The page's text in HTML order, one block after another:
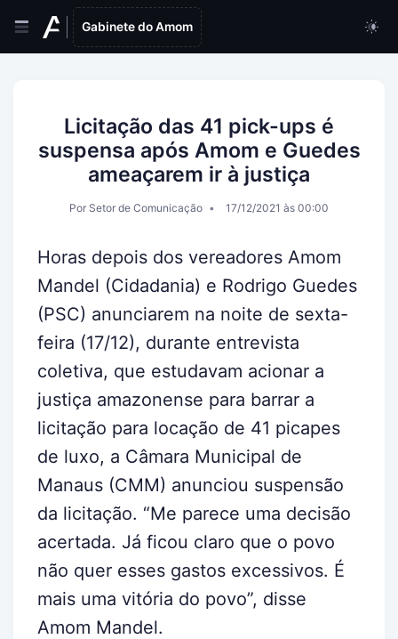
Gabinete do Amom
Licitação das 41 pick-ups é
suspensa após Amom e Guedes
ameaçarem ir à justiça
Por Setor de Comunicação 17/12/2021 às 00:00
Horas depois dos vereadores Amom
Mandel (Cidadania) e Rodrigo Guedes
(PSC) anunciarem na noite de sexta-
feira (17/12), durante entrevista
coletiva, que estudavam acionar a
justiça amazonense para barrar a
licitação para locação de 41 picapes
de luxo, a Câmara Municipal de
Manaus (CMM) anunciou suspensão
da licitação. “Me parece uma decisão
acertada. Já ficou claro que o povo
não quer esses gastos excessivos. É
mais uma vitória do povo”, disse
Amom Mandel.